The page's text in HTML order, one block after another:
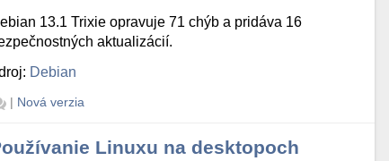
13.1 Trixie opravuje 71 chýb a pridáva 16
aktualizácií.
Debian
| Nová verzia
Linuxu na desktopoch